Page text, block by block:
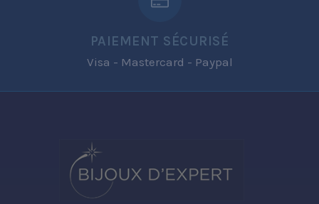
PAIEMENT SÉCURISÉ
Visa - Mastercard - Paypal